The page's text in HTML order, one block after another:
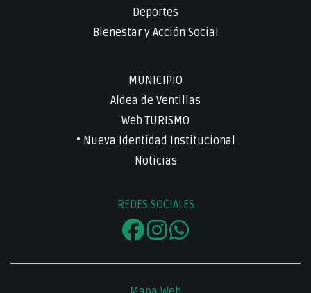
Deportes
Bienestar y Acción Social
MUNICIPIO
Aldea de Ventillas
Web TURISMO
• Nueva Identidad Institucional
Noticias
REDES SOCIALES